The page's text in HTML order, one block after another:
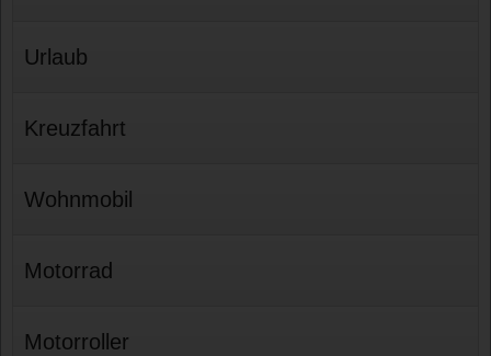
Urlaub
Kreuzfahrt
Wohnmobil
Motorrad
Motorroller